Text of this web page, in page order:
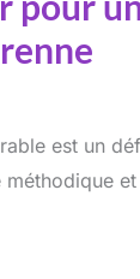
est un
méthodique